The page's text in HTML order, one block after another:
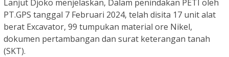
Lanjut Djoko menjelaskan, Dalam penindakan PETI oleh
PT.GPS tanggal 7 Februari 2024, telah disita 17 unit alat
berat Excavator, 99 tumpukan material ore Nikel,
dokumen pertambangan dan surat keterangan tanah
(SKT).